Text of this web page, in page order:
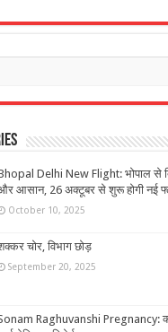
Delhi New Flight: भोपाल से
आसान, 26 अक्टूबर से शुरू होगी नई
October 10, 2025
चोर, विभाग छोड़
September 20, 2025
Raghuvanshi Pregnancy: